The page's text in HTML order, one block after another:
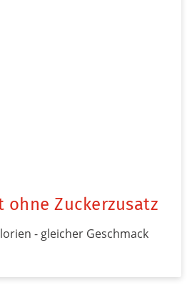
ohne Zuckerzusatz
- gleicher Geschmack